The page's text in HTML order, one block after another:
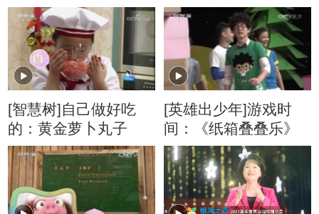
[智慧树]自己做好吃
的：黄金萝卜丸子
[英雄出少年]游戏时
间：《纸箱叠叠乐》